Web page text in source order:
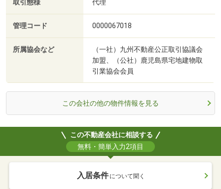
取引態様 代理
管理コード 0000067018
所属協会など
（一社）九州不動産公正取引協議会
加盟、（公社）鹿児島県宅地建物取
引業協会会員
この会社の他の物件情報を見る
この不動産会社に相談する
無料・簡単入力2項目
入居条件 について聞く